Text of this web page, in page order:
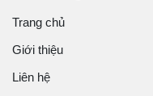
Trang chủ
Giới thiệu
Liên hệ